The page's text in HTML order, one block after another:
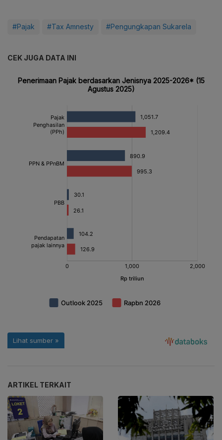
#Pajak #Tax Amnesty #Pengungkapan Sukarela
CEK JUGA DATA INI
ARTIKEL TERKAIT